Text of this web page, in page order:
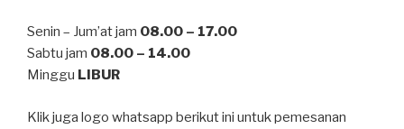
Senin – Jum’at jam 08.00 – 17.00
Sabtu jam 08.00 – 14.00
Minggu LIBUR
Klik juga logo whatsapp berikut ini untuk pemesanan